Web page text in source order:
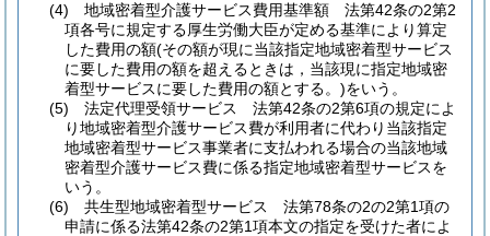
(4)
地域密着型介護サービス費用基準額 法第42条の2第2
項各号に規定する厚生労働大臣が定める基準により算定
した費用の額(その額が現に当該指定地域密着型サービス
に要した費用の額を超えるときは，当該現に指定地域密
着型サービスに要した費用の額とする。)をいう。
(5)
法定代理受領サービス 法第42条の2第6項の規定によ
り地域密着型介護サービス費が利用者に代わり当該指定
地域密着型サービス事業者に支払われる場合の当該地域
密着型介護サービス費に係る指定地域密着型サービスを
いう。
(6)
共生型地域密着型サービス 法第78条の2の2第1項の
申請に係る法第42条の2第1項本文の指定を受けた者によ